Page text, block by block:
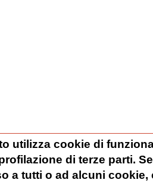
utilizza cookie di
di terze parti.
a tutti o ad alcuni